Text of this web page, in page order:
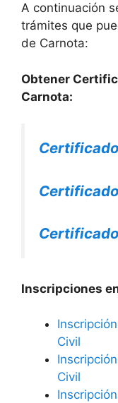
A continuación
trámites que
de Carnota:
Obtener
Carnota:
Inscripciones
Civil
Civil